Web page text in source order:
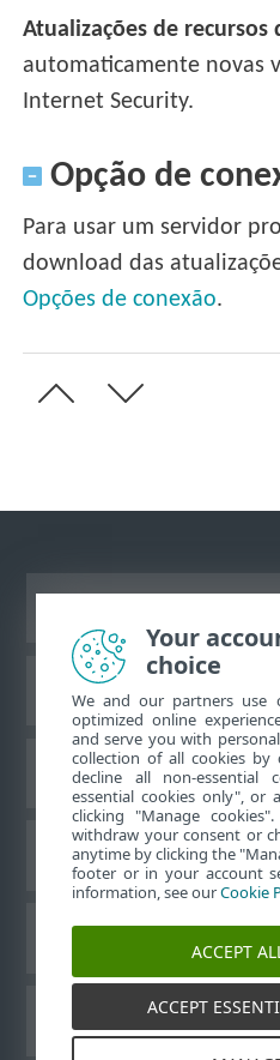
Atualizações de recursos
automaticamente novas
Internet Security.
Opção de
Para usar um servidor
download das
Opções de conexão.
Base de
Fórum
Suporte
Outros
Your
choice
We and our partners use
optimized online
and serve you with
collection of all cookies by
decline all non-essential
essential cookies only", or
clicking "Manage
withdraw your consent or
anytime by clicking the
footer or in your account
information, see ourCookie
ACCEPT
ACCEPT